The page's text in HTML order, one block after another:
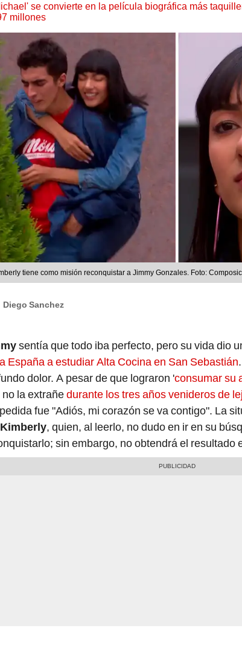
se convierte en la película biográfica más
millones
tiene como misión reconquistar a Jimmy Gonzales. Foto:
Diego Sanchez
sentía que todo iba perfecto, pero su vida dio
España a estudiar Alta Cocina en San Sebastián
dolor. A pesar de que lograron 'consumar su
no la extrañedurante los tres años venideros de
fue "Adiós, mi corazón se va contigo". La
Kimberly, quien, al leerlo, no dudo en ir en su
sin embargo, no obtendrá el resultado